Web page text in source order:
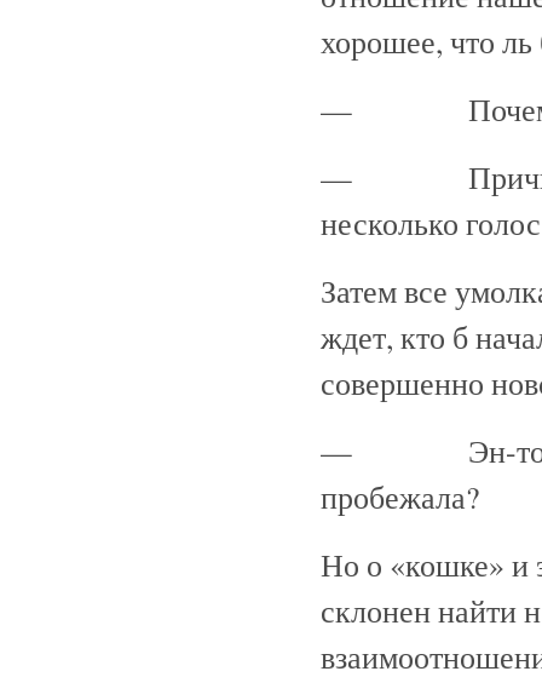
хорошее, что
— Почему?
— Причина?
несколько
Затем все
ждет, кто б
совершенно
— Эн-то ты
пробежала?
Но о «кошке» и
склонен найти